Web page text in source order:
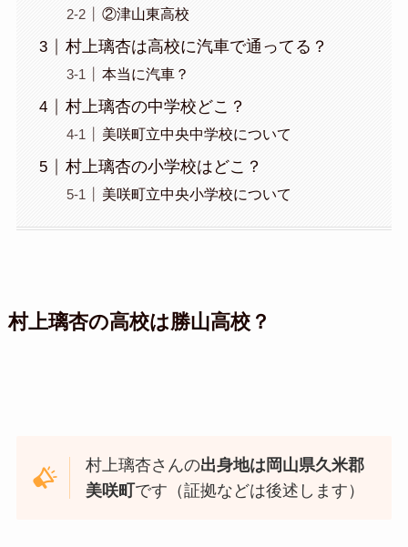
②津山東高校
村上璃杏は高校に汽車で通ってる？
本当に汽車？
村上璃杏の中学校どこ？
美咲町立中央中学校について
村上璃杏の小学校はどこ？
美咲町立中央小学校について
村上璃杏の高校は勝山高校？
村上璃杏さんの出身地は岡山県久米郡
美咲町 です（証拠などは後述します）